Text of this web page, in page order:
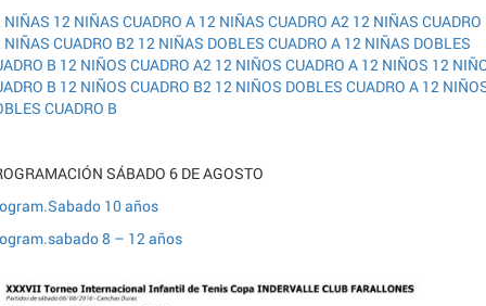
NIÑAS 12 NIÑAS CUADRO A 12 NIÑAS CUADRO A2 12 NIÑAS CUADRO
NIÑAS CUADRO B2 12 NIÑAS DOBLES CUADRO A 12 NIÑAS DOBLES
B 12 NIÑOS CUADRO A2 12 NIÑOS CUADRO A 12 NIÑOS 12
B 12 NIÑOS CUADRO B2 12 NIÑOS DOBLES CUADRO A 12
CUADRO B
SÁBADO 6 DE AGOSTO
10 años
8 – 12 años